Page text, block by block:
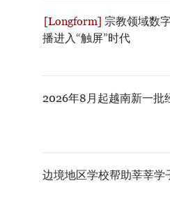
宗教领域数
播进入“触屏”时代
2026年8月起越南新一批
边境地区学校帮助莘莘学